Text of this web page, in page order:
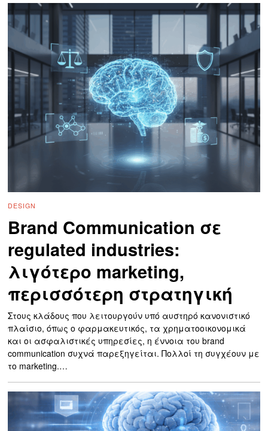
DESIGN
Brand Communication σε
regulated industries:
λιγότερο marketing,
περισσότερη στρατηγική
Στους κλάδους που λειτουργούν υπό αυστηρό κανονιστικό
πλαίσιο, όπως ο φαρμακευτικός, τα χρηματοοικονομικά
και οι ασφαλιστικές υπηρεσίες, η έννοια του brand
communication συχνά παρεξηγείται. Πολλοί τη συγχέουν με
το marketing.…